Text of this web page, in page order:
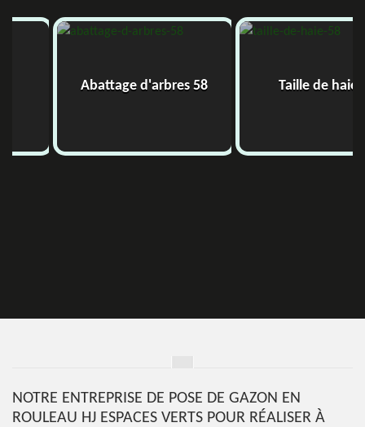
Abattage d'arbres 58 Taille de haie
NOTRE ENTREPRISE DE POSE DE GAZON EN
ROULEAU HJ ESPACES VERTS POUR RÉALISER À